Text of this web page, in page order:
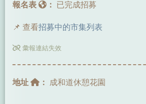
報名表 ： 已完成招募
📌 查看招募中的市集列表
彙報連結失效
地址 ： 成和道休憩花園